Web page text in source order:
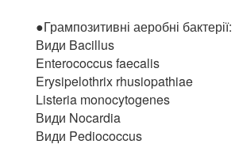
●Грампозитивні аеробні бактерії:
Види Bacillus
Enterococcus faecalis
Erysipelothrix rhusiopathiae
Listeria monocytogenes
Види Nocardia
Види Pediococcus